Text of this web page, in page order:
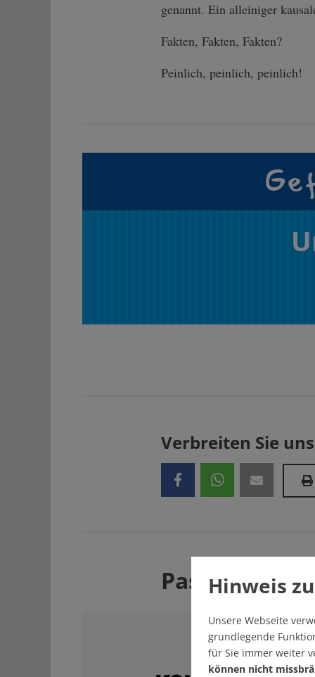
genannt. Ein alleiniger
Fakten, Fakten, Fakten?
Peinlich, peinlich, peinlich!
Verbreiten Sie
Passend
Hinweis
Unsere Webseite
grundlegende
für Sie immer weiter
können nicht